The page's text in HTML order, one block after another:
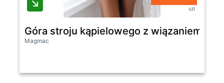
szt
Góra stroju kąpielowego z wiązaniem -
Magmac